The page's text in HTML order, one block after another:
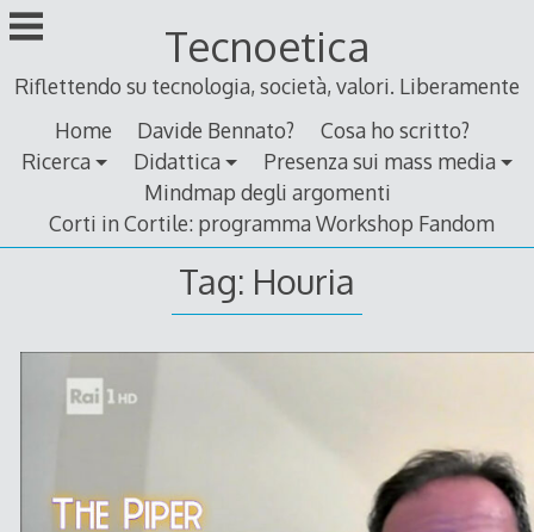
Skip
to
Tecnoetica
Riflettendo su tecnologia, società, valori. Liberamente
Home
Davide Bennato?
Cosa ho scritto?
Ricerca
Didattica
Presenza sui mass media
Mindmap degli argomenti
Corti in Cortile: programma Workshop Fandom
Tag: Houria